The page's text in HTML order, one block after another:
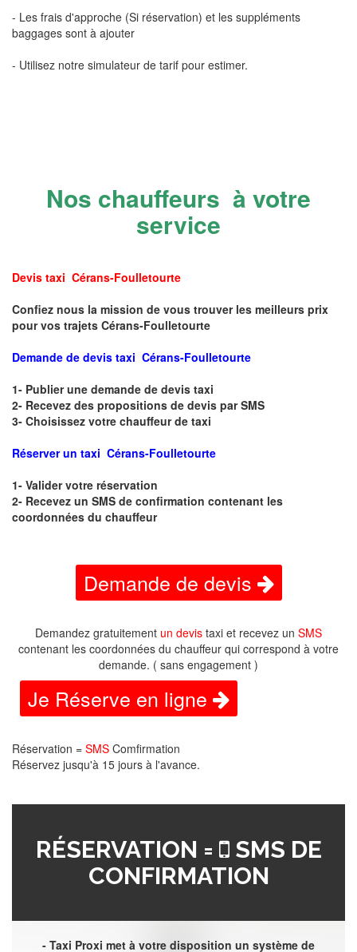
- Les frais d'approche (Si réservation) et les suppléments
baggages sont à ajouter
- Utilisez notre simulateur de tarif pour estimer.
Nos chauffeurs à votre
service
Devis taxi Cérans-Foulletourte
Confiez nous la mission de vous trouver les meilleurs prix
pour vos trajets Cérans-Foulletourte
Demande de devis taxi Cérans-Foulletourte
1- Publier une demande de devis taxi
2- Recevez des propositions de devis par SMS
3- Choisissez votre chauffeur de taxi
Réserver un taxi Cérans-Foulletourte
1- Valider votre réservation
2- Recevez un SMS de confirmation contenant les
coordonnées du chauffeur
Demande de devis
Demandez gratuitement un devis taxi et recevez un SMS
contenant les coordonnées du chauffeur qui correspond à votre
demande. ( sans engagement )
Je Réserve en ligne
Réservation = SMS Comfirmation
Réservez jusqu'à 15 jours à l'avance.
RÉSERVATION =
SMS DE
CONFIRMATION
- Taxi Proxi met à votre disposition un système de